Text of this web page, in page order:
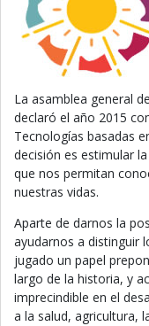
La asamblea general
declaró el año 2015
Tecnologías basadas
decisión es estimular
que nos permitan
nuestras vidas.
Aparte de darnos la
ayudarnos a distinguir
jugado un papel
largo de la historia, y
imprecindible en el
a la salud, agricultura,